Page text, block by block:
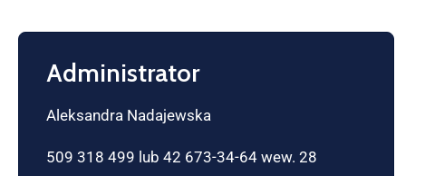
Administrator
Aleksandra Nadajewska
509 318 499 lub 42 673-34-64 wew. 28